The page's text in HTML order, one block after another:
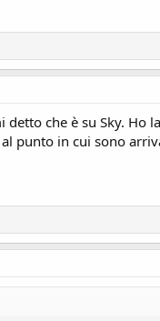
detto che è su Sky. Ho
punto in cui sono